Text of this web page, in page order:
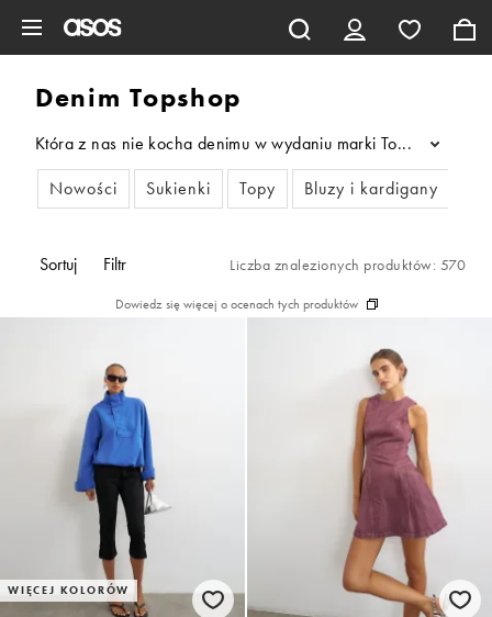
Denim Topshop
Która z nas nie kocha denimu w wydaniu marki Topshop?
...
Nowości
Sukienki Topy Bluzy i kardigany
Sortuj Filtr Liczba znalezionych produktów: 570
Dowiedz się więcej o ocenach tych produktów
WIĘCEJ KOLORÓW